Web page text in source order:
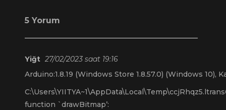
5 Yorum
Yiğt 27/02/2023 saat 19:16
Arduino:1.8.19 (Windows Store 1.8.57.0) (Windows 10),
function `drawBitmap’: